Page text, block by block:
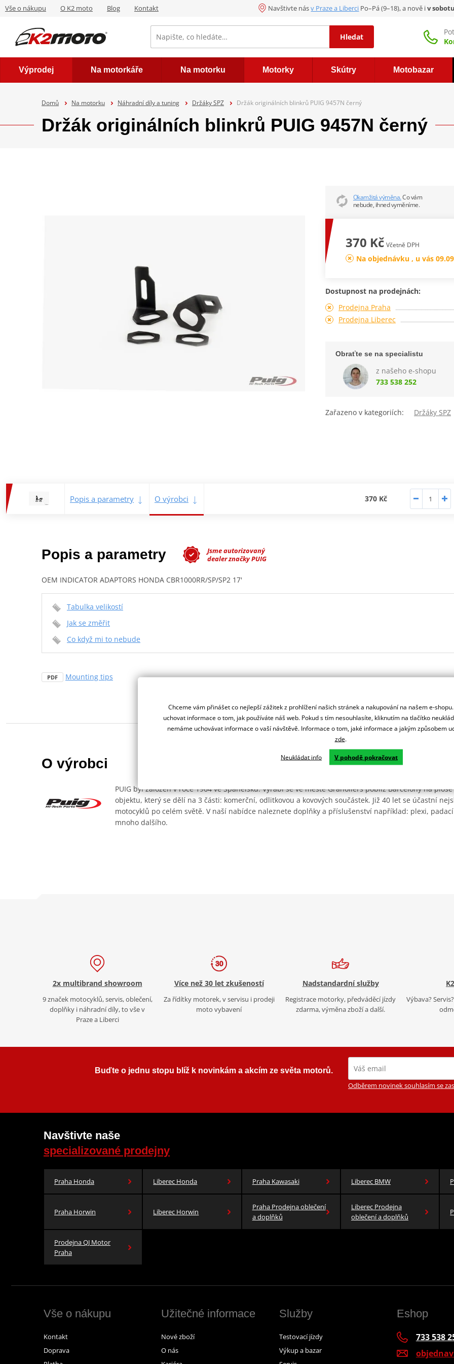
Vše o nákupu O K2 moto Blog Kontakt Navštivte násv Praze a Liberci Po–Pá (9–18), a nově iv sobotu
Hledat
Výprodej Na motorkáře Na motorku Motorky Skútry Motobazar
Domů Na motorku Náhradní díly a tuning Držáky SPZ Držák originálních blinkrů PUIG 9457N černý
Držák originálních blinkrů PUIG 9457N černý
Okamžitá výměna.Co vám
nebude, ihned vyměníme.
370 Kč Včetně DPH
Na objednávku , u vás
Dostupnost na prodejnách:
Prodejna Praha
Prodejna Liberec
Obraťte se na specialistu
z našeho e-shopu
733 538 252
Zařazeno v kategoriích: Držáky SPZ
Popis a parametry O výrobci 370 Kč
Popis a parametry
Jsme autorizovaný
dealer značky PUIG
OEM INDICATOR ADAPTORS HONDA CBR1000RR/SP/SP2 17'
Tabulka velikostí
Jak se změřit
Co když mi to nebude
PDF Mounting tips
O výrobci
PUIG byl založen v roce 1964 ve Španělsku. Vyrábí se ve městě Granollers poblíž Barcelony na ploše
objektu, který se dělí na 3 části: komerční, odlitkovou a kovových součástek. Již 40 let se účastní
motocyklů po celém světě. V naší nabídce naleznete doplňky a příslušenství například: plexi,
mnoho dalšího.
2x multibrand showroom
9 značek motocyklů, servis, oblečení,
doplňky i náhradní díly, to vše v
Praze a Liberci
Více než 30 let zkušeností
Za řídítky motorek, v servisu i prodeji
moto vybavení
Nadstandardní služby
Registrace motorky, předváděcí jízdy
zdarma, výměna zboží a další.
Výbava?
Buďte o jednu stopu blíž k novinkám a akcím ze světa motorů.
Odběrem novinek souhlasím se
Navštivte naše
specializované prodejny
Praha Honda Liberec Honda Praha Kawasaki Liberec BMW
Praha Horwin Liberec Horwin
Praha Prodejna oblečení
a doplňků
Liberec Prodejna
oblečení a doplňků
Prodejna QJ Motor
Praha
Vše o nákupu
Kontakt
Doprava
Užitečné informace
Nové zboží
O nás
Služby
Testovací jízdy
Výkup a bazar
Eshop
733 538
Chceme vám přinášet co nejlepší zážitek z prohlížení našich stránek a nakupování na našem e-
uchovat informace o tom, jak používáte náš web. Pokud s tím nesouhlasíte, kliknutím na tlačítko
nemáme uchovávat informace o vaší návštěvě. Informace o tom, jaké informace a jakým způsobem
zde.
Neukládat info V pohodě pokračovat